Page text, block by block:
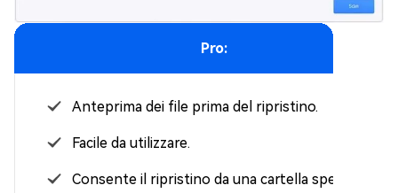
Pro:
Anteprima dei file prima del ripristino.
Facile da utilizzare.
Consente il ripristino da una cartella specifica.